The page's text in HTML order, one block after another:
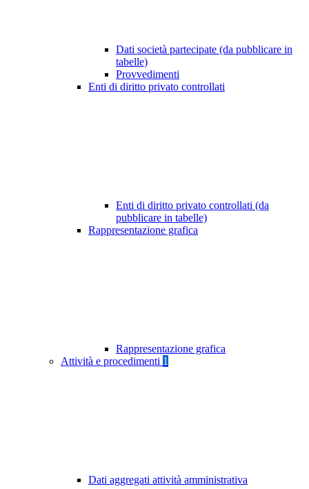
Dati società partecipate (da pubblicare in
tabelle)
Provvedimenti
Enti di diritto privato controllati
Enti di diritto privato controllati (da
pubblicare in tabelle)
Rappresentazione grafica
Rappresentazione grafica
Attività e procedimenti 1
Dati aggregati attività amministrativa